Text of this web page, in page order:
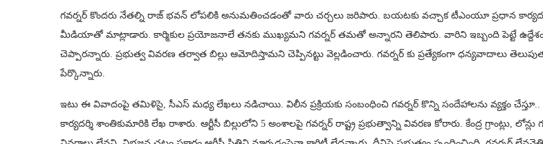
గవర్నర్ కొందరు నేతల్ని రాజ్ భవన్ లోపలికి అనుమతించడంతో వారు చర్చలు జరిపారు. బయటకు వచ్చాక టీఎంయూ ప్రధాన
మీడియాతో మాట్లాడారు. కార్మికుల ప్రయోజనాలే తనకు ముఖ్యమని గవర్నర్‌ తమతో అన్నారని తెలిపారు. వారిని ఇబ్బంది పెట్టే
చెప్పారన్నారు. ప్రభుత్వ వివరణ తర్వాత బిల్లు ఆమోదిస్తామని చెప్పినట్టు వెల్లడించారు. గవర్నర్‌ కు ప్రత్యేకంగా ధన్యవాదాలు
పేర్కొన్నారు.
ఇటు ఈ వివాదంపై తమిళిసై, సీఎస్ మధ్య లేఖలు నడిచాయి. విలీన ప్రక్రియకు సంబంధించి గవర్నర్ కొన్ని సందేహాలను వ్యక్తం చేస్తూ..
కార్యదర్శి శాంతికుమారికి లేఖ రాశారు. ఆర్టీసీ బిల్లులోని 5 అంశాలపై గవర్నర్ రాష్ట్ర ప్రభుత్వాన్ని వివరణ కోరారు. కేంద్ర గ్రాంట్లు, లోన్లు